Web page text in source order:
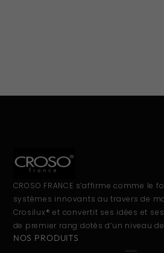
CROSO FRANCE s’affirme comme le
systèmes innovants au travers de
Crosilux® et convertit ses idées et
de premier rang dotés d’un niveau
NOS PRODUITS